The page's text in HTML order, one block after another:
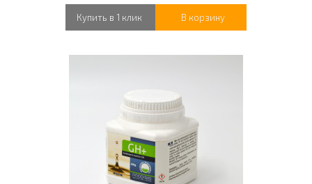
Купить в 1 клик В корзину